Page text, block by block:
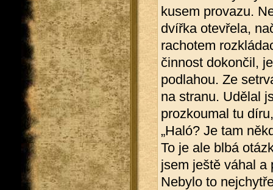
kusem provazu.
dvířka otevřela,
rachotem
činnost dokončil,
podlahou. Ze
na stranu. Udělal
prozkoumal tu
„Haló? Je tam
To je ale blbá
jsem ještě váhal a
Nebylo to